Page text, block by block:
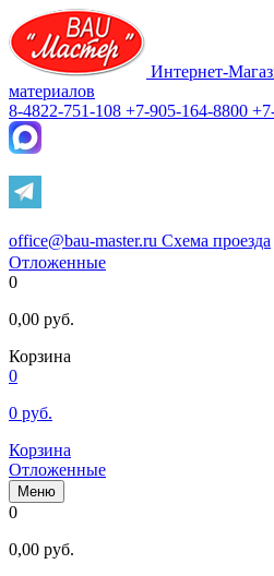
Интернет-
материалов
8-4822-751-108 +7-905-164-8800
office@bau-master.ru Схема проезда
Отложенные
0
0,00 руб.
Корзина
0
0 руб.
Корзина
Отложенные
Меню
0
0,00 руб.